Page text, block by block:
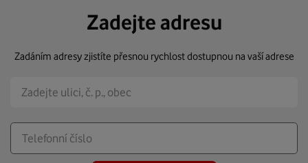
Zadejte adresu
Zadáním adresy zjistíte přesnou rychlost dostupnou na vaší adrese